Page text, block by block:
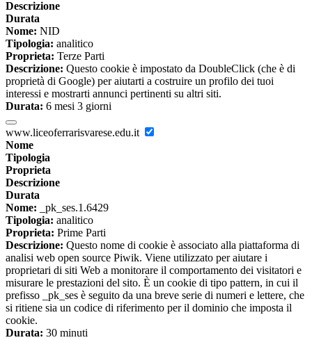
Descrizione
Durata
Nome: NID
Tipologia: analitico
Proprieta: Terze Parti
Descrizione: Questo cookie è impostato da DoubleClick (che è di
proprietà di Google) per aiutarti a costruire un profilo dei tuoi
interessi e mostrarti annunci pertinenti su altri siti.
Durata: 6 mesi 3 giorni
www.liceoferrarisvarese.edu.it
Nome
Tipologia
Proprieta
Descrizione
Durata
Nome: _pk_ses.1.6429
Tipologia: analitico
Proprieta: Prime Parti
Descrizione: Questo nome di cookie è associato alla piattaforma di
analisi web open source Piwik. Viene utilizzato per aiutare i
proprietari di siti Web a monitorare il comportamento dei visitatori e
misurare le prestazioni del sito. È un cookie di tipo pattern, in cui il
prefisso _pk_ses è seguito da una breve serie di numeri e lettere, che
si ritiene sia un codice di riferimento per il dominio che imposta il
cookie.
Durata: 30 minuti